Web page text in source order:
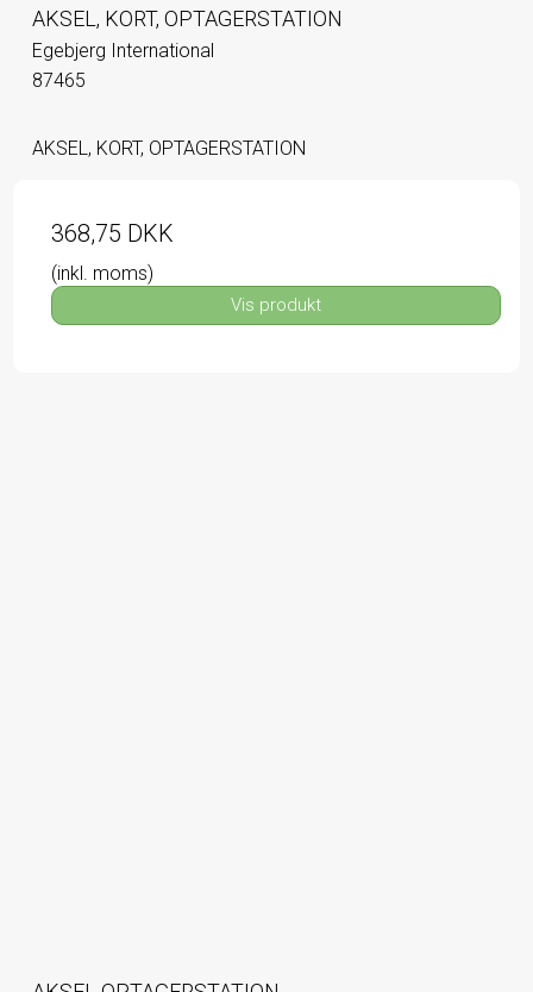
AKSEL, KORT, OPTAGERSTATION
Egebjerg International
87465
AKSEL, KORT, OPTAGERSTATION
368,75 DKK
(inkl. moms)
Vis produkt